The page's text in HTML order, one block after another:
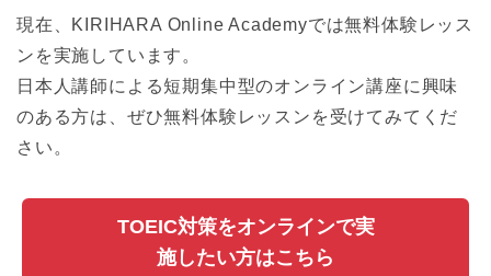
現在、KIRIHARA Online Academyでは無料体験レッス
ンを実施しています。
日本人講師による短期集中型のオンライン講座に興味
のある方は、ぜひ無料体験レッスンを受けてみてくだ
さい。
TOEIC対策をオンラインで実
施したい方はこちら